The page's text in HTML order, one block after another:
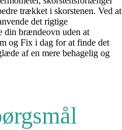
trækket i skorstenen. Ved at
det rigtige
din brændeovn uden at
og Fix i dag for at finde det
af en mere behagelig og